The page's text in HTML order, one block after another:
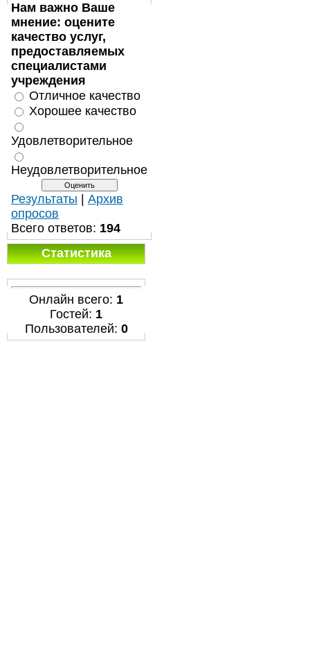
Нам важно Ваше
мнение: оцените
качество услуг,
предоставляемых
специалистами
учреждения
Отличное качество
Хорошее качество
Удовлетворительное
Неудовлетворительное
Результаты
Архив
опросов
Всего ответов: 194
Статистика
Онлайн всего: 1
Гостей: 1
Пользователей: 0